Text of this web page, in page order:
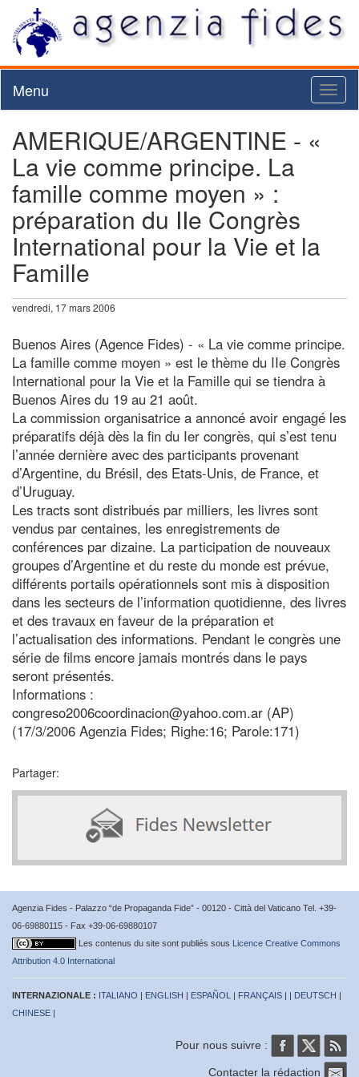
Menu
AMERIQUE/ARGENTINE - «
La vie comme principe. La
famille comme moyen » :
préparation du IIe Congrès
International pour la Vie et la
Famille
vendredi, 17 mars 2006
Buenos Aires (Agence Fides) - « La vie comme principe.
La famille comme moyen » est le thème du IIe Congrès
International pour la Vie et la Famille qui se tiendra à
Buenos Aires du 19 au 21 août.
La commission organisatrice a annoncé avoir engagé les
préparatifs déjà dès la fin du Ier congrès, qui s’est tenu
l’année dernière avec des participants provenant
d’Argentine, du Brésil, des Etats-Unis, de France, et
d’Uruguay.
Les tracts sont distribués par milliers, les livres sont
vendus par centaines, les enregistrements de
conférences par dizaine. La participation de nouveaux
groupes d’Argentine et du reste du monde est prévue,
différents portails opérationnels sont mis à disposition
dans les secteurs de l’information quotidienne, des livres
et des travaux en faveur de la préparation et
l’actualisation des informations. Pendant le congrès une
série de films encore jamais montrés dans le pays
seront présentés.
Informations :
congreso2006coordinacion@yahoo.com.ar (AP)
(17/3/2006 Agenzia Fides; Righe:16; Parole:171)
Partager:
Agenzia Fides - Palazzo “de Propaganda Fide” - 00120 - Città del Vaticano Tel. +39-
06-69880115 - Fax +39-06-69880107
Les contenus du site sont publiés sous Licence Creative Commons
Attribution 4.0 International
INTERNAZIONALE : ITALIANO | ENGLISH | ESPAÑOL | FRANÇAIS | | DEUTSCH |
CHINESE |
Pour nous suivre :
Contacter la rédaction